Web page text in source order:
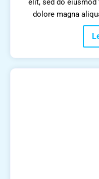
elit, sed do
dolore magna